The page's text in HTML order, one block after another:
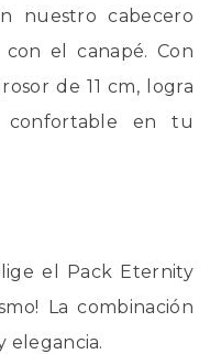
nuestro cabecero
el canapé. Con
de 11 cm, logra
confortable en tu
el Pack Eternity
La combinación
elegancia.